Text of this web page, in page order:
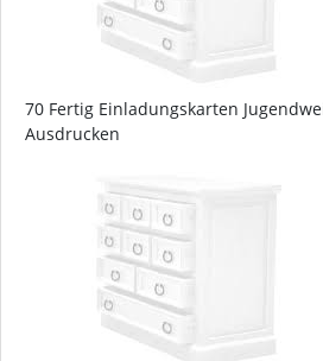
70 Fertig Einladungskarten
Ausdrucken